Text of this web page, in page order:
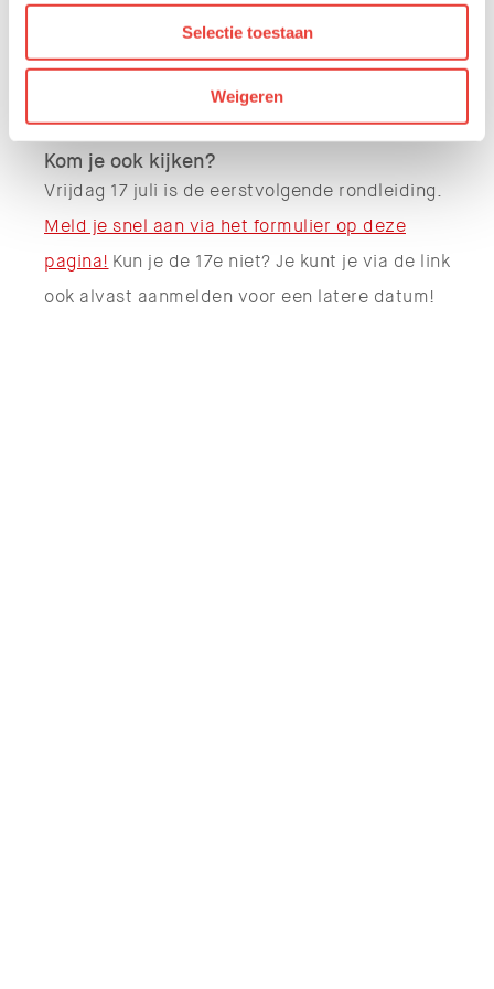
Selectie toestaan
Weigeren
Om je toch de kans te geven ons bijzondere
gebouw van binnen te bekijken én het verhaal
Kom je ook kijken?
Vrijdag 17 juli is de eerstvolgende rondleiding.
Meld je snel aan via het formulier op deze
pagina! Kun je de 17e niet? Je kunt je via de link
ook alvast aanmelden voor een latere datum!